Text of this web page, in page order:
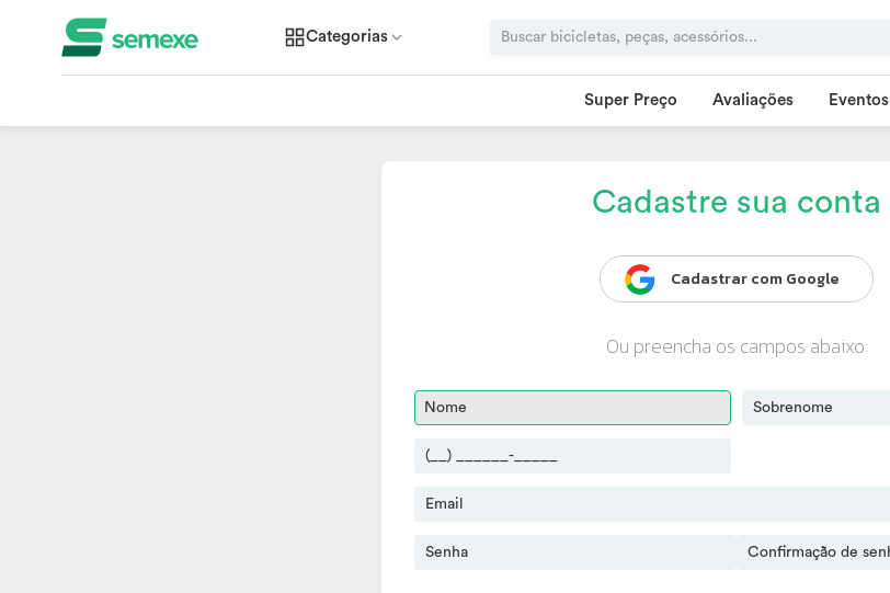
Categorias
Super Preço Avaliações Eventos
Cadastre sua conta
Cadastrar com Google
Ou preencha os campos abaixo: